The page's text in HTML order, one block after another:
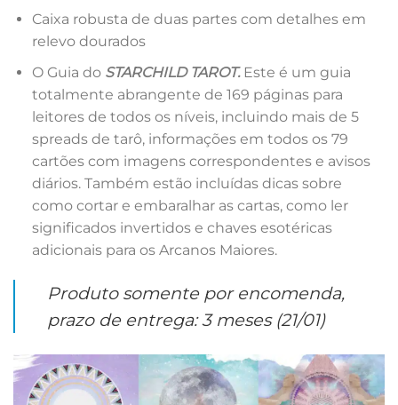
Caixa robusta de duas partes com detalhes em
relevo dourados
O Guia do STARCHILD TAROT.Este é um guia
totalmente abrangente de 169 páginas para
leitores de todos os níveis, incluindo mais de 5
spreads de tarô, informações em todos os 79
cartões com imagens correspondentes e avisos
diários. Também estão incluídas dicas sobre
como cortar e embaralhar as cartas, como ler
significados invertidos e chaves esotéricas
adicionais para os Arcanos Maiores.
Produto somente por encomenda,
prazo de entrega: 3 meses (21/01)